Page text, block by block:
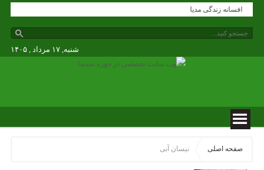
افسانه زندگی مدیا
شنبه, ۱۷ مرداد , ۱۴۰۵
صفحه اصلی نیسان آبی